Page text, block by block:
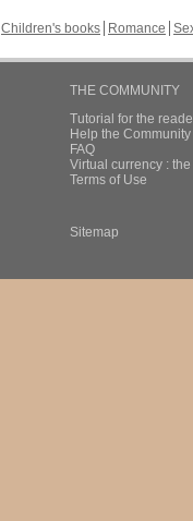
Children's books Romance
THE COMMUNITY
Tutorial for the
Help the
FAQ
Virtual currency :
Terms of Use
Sitemap